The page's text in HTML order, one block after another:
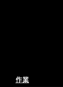
作業